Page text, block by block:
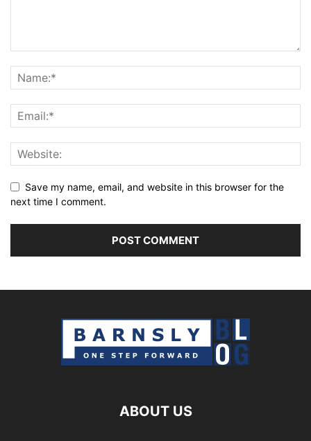
Save my name, email, and website in this browser for the
next time I comment.
ABOUT US